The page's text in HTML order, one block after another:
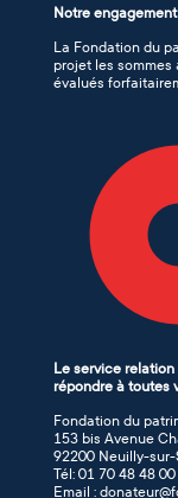
Notre
La Fondation du
projet les
évalués
Le service
répondre à toutes
Fondation du
153 bis Avenue
92200 Neuilly-sur-
Tél: 01 70 48 48 00
Email :